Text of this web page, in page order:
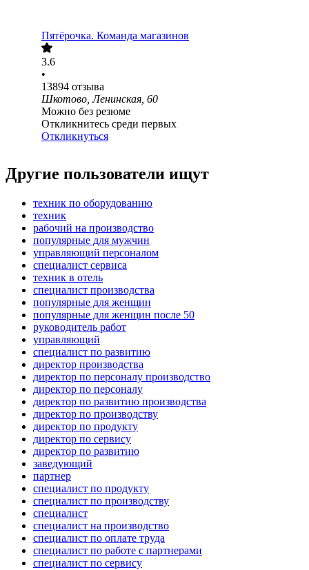
Пятёрочка. Команда магазинов
3.6
•
13894 отзыва
Шкотово, Ленинская, 60
Можно без резюме
Откликнитесь среди первых
Откликнуться
Другие пользователи ищут
техник по оборудованию
техник
рабочий на производство
популярные для мужчин
управляющий персоналом
специалист сервиса
техник в отель
специалист производства
популярные для женщин
популярные для женщин после 50
руководитель работ
управляющий
специалист по развитию
директор производства
директор по персоналу производство
директор по персоналу
директор по развитию производства
директор по производству
директор по продукту
директор по сервису
директор по развитию
заведующий
партнер
специалист по продукту
специалист по производству
специалист
специалист на производство
специалист по оплате труда
специалист по работе с партнерами
специалист по сервису